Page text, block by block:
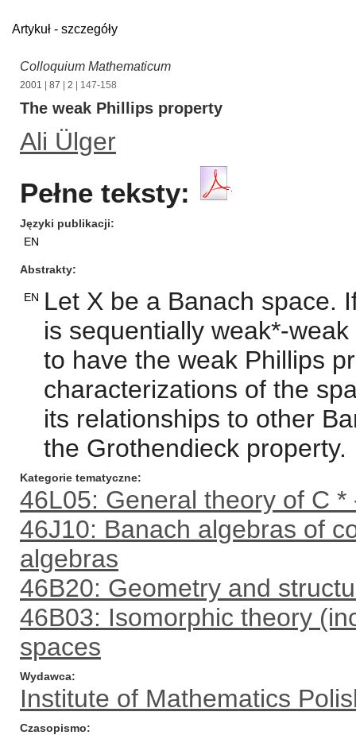
Artykuł - szczegóły
Colloquium Mathematicum
2001 87 2 | 147-158
The weak Phillips property
Ali Ülger
Pełne teksty:
Języki publikacji
EN
Abstrakty
EN Let X be a Banach space.
is sequentially weak*-
to have the weak Phillips
characterizations of the
its relationships to other
the Grothendieck property.
Kategorie tematyczne
46L05: General theory of C *
46J10: Banach algebras of
algebras
46B20: Geometry and
46B03: Isomorphic theory
spaces
Wydawca
Institute of Mathematics
Czasopismo